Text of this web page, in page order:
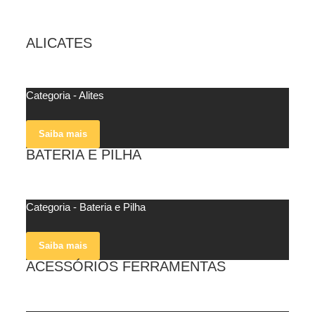
ALICATES
Categoria - Alites
Saiba mais
BATERIA E PILHA
Categoria - Bateria e Pilha
Saiba mais
ACESSÓRIOS FERRAMENTAS